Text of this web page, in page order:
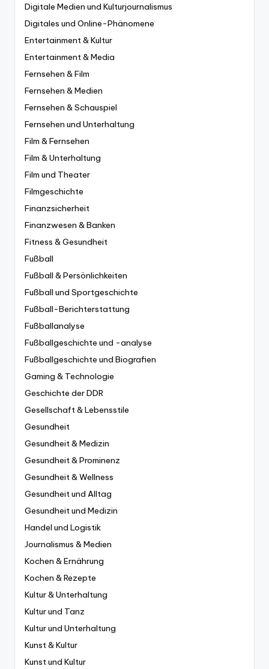
Digitale Medien und Kulturjournalismus
Digitales und Online-Phänomene
Entertainment & Kultur
Entertainment & Media
Fernsehen & Film
Fernsehen & Medien
Fernsehen & Schauspiel
Fernsehen und Unterhaltung
Film & Fernsehen
Film & Unterhaltung
Film und Theater
Filmgeschichte
Finanzsicherheit
Finanzwesen & Banken
Fitness & Gesundheit
Fußball
Fußball & Persönlichkeiten
Fußball und Sportgeschichte
Fußball-Berichterstattung
Fußballanalyse
Fußballgeschichte und -analyse
Fußballgeschichte und Biografien
Gaming & Technologie
Geschichte der DDR
Gesellschaft & Lebensstile
Gesundheit
Gesundheit & Medizin
Gesundheit & Prominenz
Gesundheit & Wellness
Gesundheit und Alltag
Gesundheit und Medizin
Handel und Logistik
Journalismus & Medien
Kochen & Ernährung
Kochen & Rezepte
Kultur & Unterhaltung
Kultur und Tanz
Kultur und Unterhaltung
Kunst & Kultur
Kunst und Kultur